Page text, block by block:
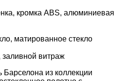
кромка ABS, алюминиевая
матированное стекло
заливной витраж
из коллекции